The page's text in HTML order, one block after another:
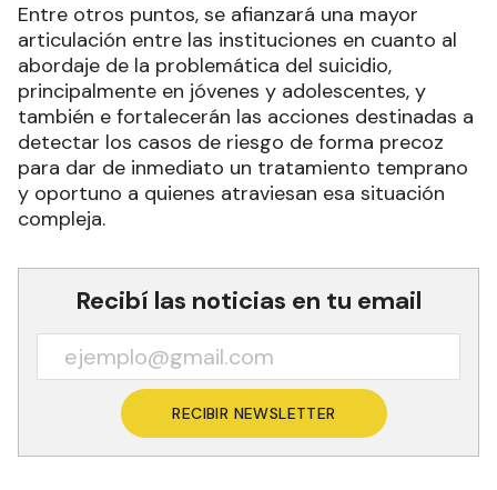
Entre otros puntos, se afianzará una mayor
articulación entre las instituciones en cuanto al
abordaje de la problemática del suicidio,
principalmente en jóvenes y adolescentes, y
también e fortalecerán las acciones destinadas a
detectar los casos de riesgo de forma precoz
para dar de inmediato un tratamiento temprano
y oportuno a quienes atraviesan esa situación
compleja.
Recibí las noticias en tu email
RECIBIR NEWSLETTER